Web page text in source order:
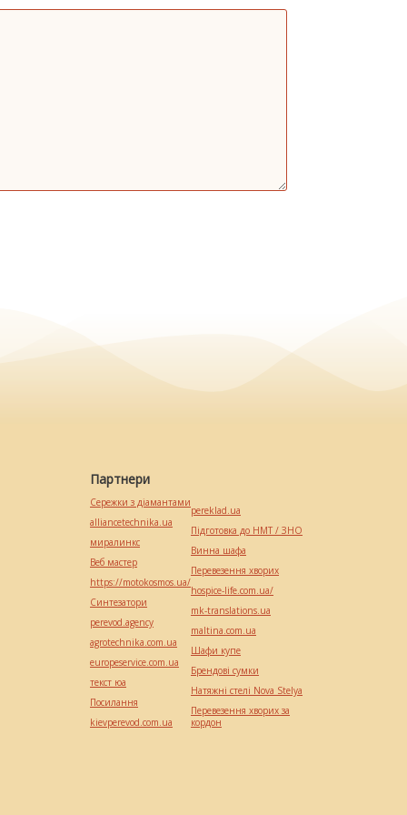
Партнери
Сережки з діамантами
alliancetechnika.ua
миралинкс
Веб мастер
https://motokosmos.ua/
Синтезатори
perevod.agency
agrotechnika.com.ua
europeservice.com.ua
текст юа
Посилання
kievperevod.com.ua
pereklad.ua
Підготовка до НМТ / ЗНО
Винна шафа
Перевезення хворих
hospice-life.com.ua/
mk-translations.ua
maltina.com.ua
Шафи купе
Брендові сумки
Натяжні стелі Nova Stelya
Перевезення хворих за
кордон